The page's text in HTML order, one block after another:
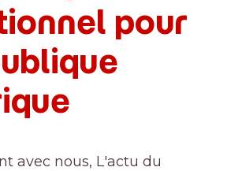
pour
avec nous, L'actu du